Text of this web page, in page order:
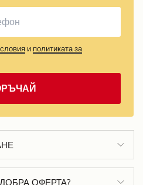
и политиката за
ОФЕРТА?